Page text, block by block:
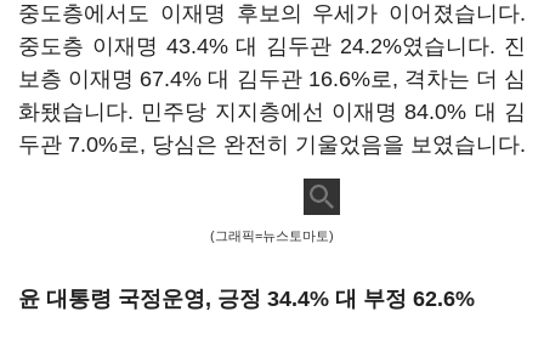
중도층에서도 이재명 후보의 우세가 이어졌습니다.
중도층 이재명 43.4% 대 김두관 24.2%였습니다. 진
보층 이재명 67.4% 대 김두관 16.6%로, 격차는 더 심
화됐습니다. 민주당 지지층에선 이재명 84.0% 대 김
두관 7.0%로, 당심은 완전히 기울었음을 보였습니다.
(그래픽=뉴스토마토)
윤 대통령 국정운영, 긍정 34.4% 대 부정 62.6%